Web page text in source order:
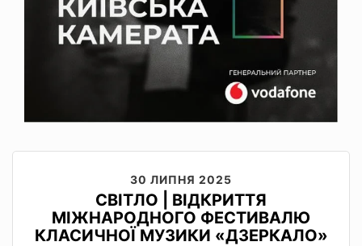
30 ЛИПНЯ 2025
СВІТЛО | ВІДКРИТТЯ
МІЖНАРОДНОГО ФЕСТИВАЛЮ
КЛАСИЧНОЇ МУЗИКИ «ДЗЕРКАЛО»